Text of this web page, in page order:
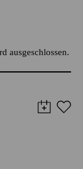
ausgeschlossen.